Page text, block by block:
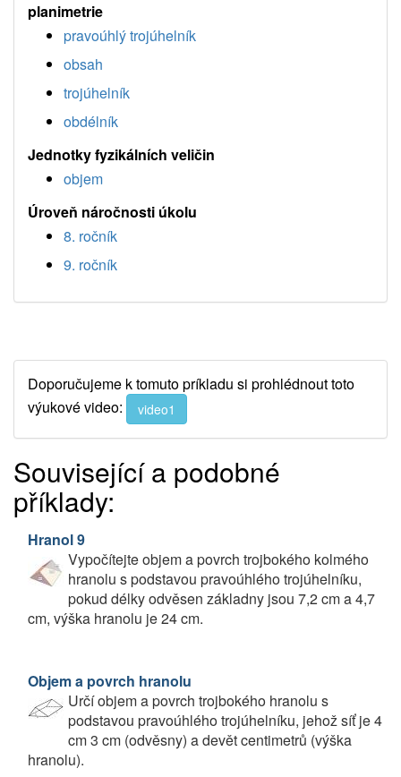
planimetrie
pravoúhlý trojúhelník
obsah
trojúhelník
obdélník
Jednotky fyzikálních veličin
objem
Úroveň náročnosti úkolu
8. ročník
9. ročník
Doporučujeme k tomuto príkladu si prohlédnout toto
výukové video:
video1
Související a podobné
příklady:
Hranol 9
Vypočítejte objem a povrch trojbokého kolmého
hranolu s podstavou pravoúhlého trojúhelníku,
pokud délky odvěsen základny jsou 7,2 cm a 4,7
cm, výška hranolu je 24 cm.
Objem a povrch hranolu
Určí objem a povrch trojbokého hranolu s
podstavou pravoúhlého trojúhelníku, jehož síť je 4
cm 3 cm (odvěsny) a devět centimetrů (výška
hranolu).